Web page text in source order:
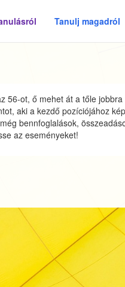
Tanulj magadról
ot, ő mehet át a tőle jobbra
aki a kezdő pozíciójához
bennfoglalások,
az eseményeket!